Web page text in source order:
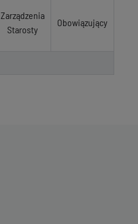
Zarządzenia
Starosty
Obowiązujący